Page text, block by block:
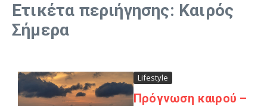
Ετικέτα περιήγησης: Καιρός
Σήμερα
Lifestyle
Πρόγνωση καιρού –